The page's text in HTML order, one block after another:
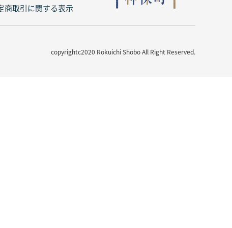
商取引に関する表示
copyrightc2020 Rokuichi Shobo All Right Reserved.